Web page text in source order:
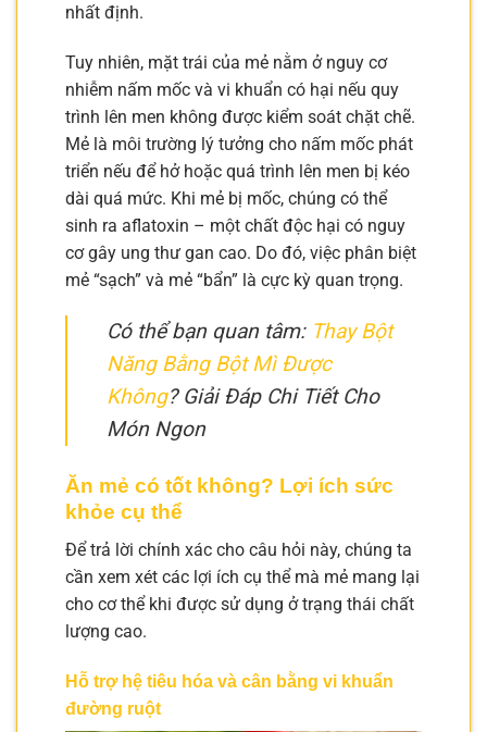
nhất định.
Tuy nhiên, mặt trái của mẻ nằm ở nguy cơ
nhiễm nấm mốc và vi khuẩn có hại nếu quy
trình lên men không được kiểm soát chặt chẽ.
Mẻ là môi trường lý tưởng cho nấm mốc phát
triển nếu để hở hoặc quá trình lên men bị kéo
dài quá mức. Khi mẻ bị mốc, chúng có thể
sinh ra aflatoxin – một chất độc hại có nguy
cơ gây ung thư gan cao. Do đó, việc phân biệt
mẻ “sạch” và mẻ “bẩn” là cực kỳ quan trọng.
Có thể bạn quan tâm: Thay Bột
Năng Bằng Bột Mì Được
Không? Giải Đáp Chi Tiết Cho
Món Ngon
Ăn mẻ có tốt không? Lợi ích sức
khỏe cụ thể
Để trả lời chính xác cho câu hỏi này, chúng ta
cần xem xét các lợi ích cụ thể mà mẻ mang lại
cho cơ thể khi được sử dụng ở trạng thái chất
lượng cao.
Hỗ trợ hệ tiêu hóa và cân bằng vi khuẩn
đường ruột